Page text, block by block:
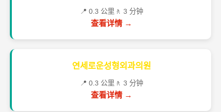
📍 0.3 公里 🚶 3 分钟
查看详情 →
연세로운성형외과의원
📍 0.3 公里 🚶 3 分钟
查看详情 →